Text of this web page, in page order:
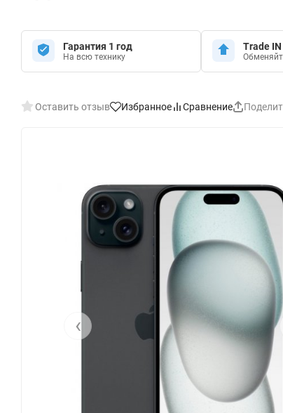
Гарантия 1 год
На всю технику
Trade IN
Оставить отзыв Избранное Сравнение
‹